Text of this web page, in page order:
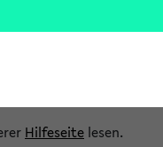
Hilfeseite lesen.